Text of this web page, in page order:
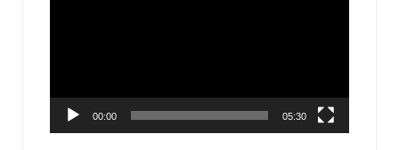
00:00 05:30